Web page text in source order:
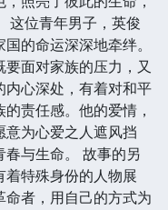
这位青年男子，英俊
的命运深深地牵绊。
面对家族的压力，又
心深处，有着对和平
责任感。他的爱情，
为心爱之人遮风挡
与生命。 故事的另
特殊身份的人物展
者，用自己的方式为